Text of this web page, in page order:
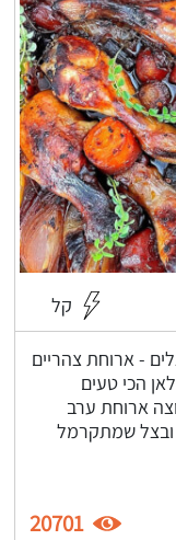
קל
- ארוחת צהריים
הכי טעים
ארוחת ערב
ובצל שמתקרמל
20701